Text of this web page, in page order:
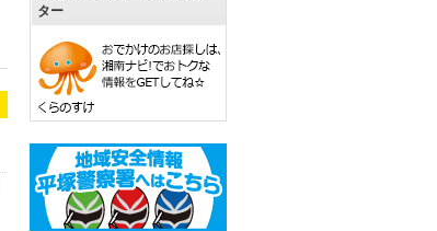
ター